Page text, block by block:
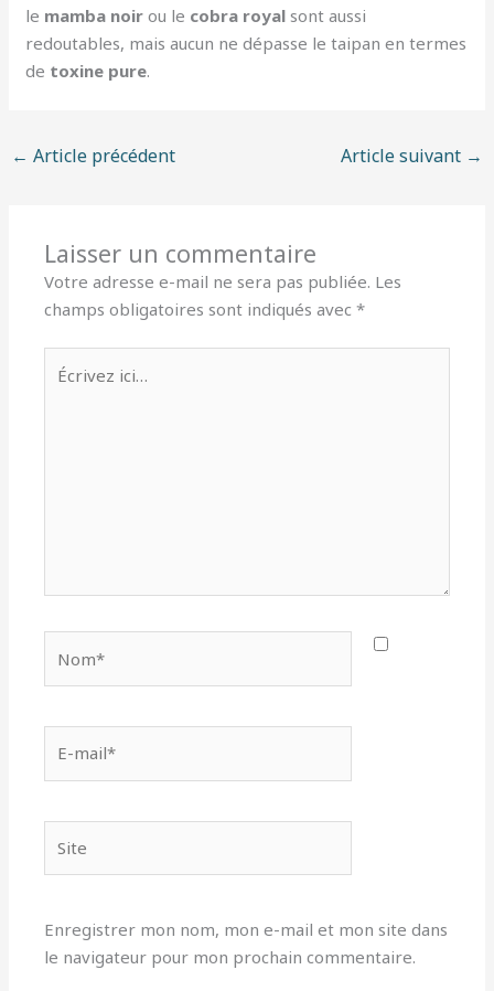
le mamba noir ou le cobra royal sont aussi
redoutables, mais aucun ne dépasse le taipan en termes
de toxine pure.
← Article précédent Article suivant →
Laisser un commentaire
Votre adresse e-mail ne sera pas publiée. Les
champs obligatoires sont indiqués avec*
ici…
mail*
Enregistrer mon nom, mon e-mail et mon site dans
le navigateur pour mon prochain commentaire.